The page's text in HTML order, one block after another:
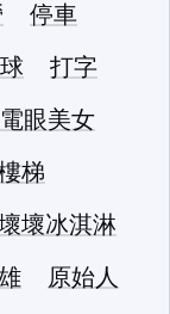
停車
打字
電眼美女
梯
壞冰淇淋
原始人